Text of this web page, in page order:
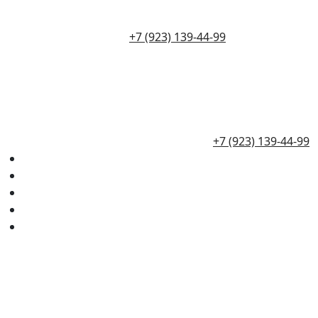
+7 (923) 139-44-99
+7 (923) 139-44-99